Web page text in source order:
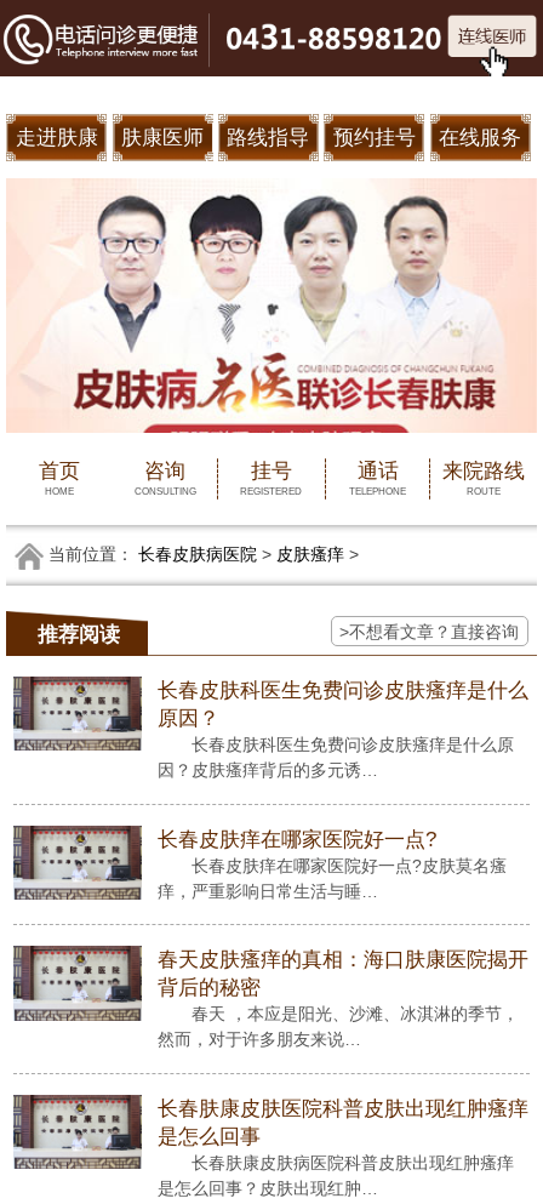
走进肤康 肤康医师 路线指导 预约挂号 在线服务
首页
HOME
咨询
CONSULTING
挂号
REGISTERED
通话
TELEPHONE
来院路线
ROUTE
当前位置： 长春皮肤病医院> 皮肤瘙痒>
推荐阅读 >不想看文章？直接咨询
长春皮肤科医生免费问诊皮肤瘙痒是什么
原因？
长春皮肤科医生免费问诊皮肤瘙痒是什么原
因？皮肤瘙痒背后的多元诱…
长春皮肤痒在哪家医院好一点?
长春皮肤痒在哪家医院好一点?皮肤莫名瘙
痒，严重影响日常生活与睡…
春天皮肤瘙痒的真相：海口肤康医院揭开
背后的秘密
春天 ，本应是阳光、沙滩、冰淇淋的季节，
然而，对于许多朋友来说…
长春肤康皮肤医院科普皮肤出现红肿瘙痒
是怎么回事
长春肤康皮肤病医院科普皮肤出现红肿瘙痒
是怎么回事？皮肤出现红肿…